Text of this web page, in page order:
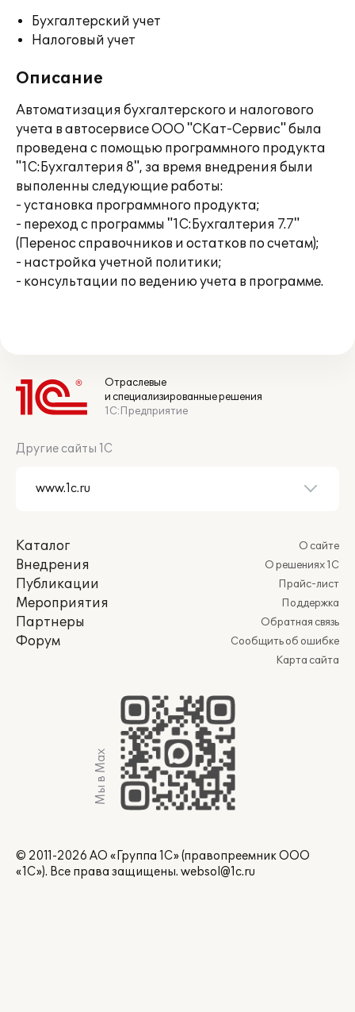
Бухгалтерский учет
Налоговый учет
Описание
Автоматизация бухгалтерского и налогового
учета в автосервисе ООО "СКат-Сервис" была
проведена с помощью программного продукта
"1С:Бухгалтерия 8", за время внедрения были
выполенны следующие работы:
- установка программного продукта;
- переход с программы "1С:Бухгалтерия 7.7"
(Перенос справочников и остатков по счетам);
- настройка учетной политики;
- консультации по ведению учета в программе.
Отраслевые
и специализированные решения
1С:Предприятие
Другие сайты 1С
Каталог
Внедрения
Публикации
Мероприятия
Партнеры
Форум
О сайте
О решениях 1С
Прайс-лист
Поддержка
Обратная связь
Сообщить об ошибке
Карта сайта
Мы в Max
© 2011-2026 АО «Группа 1С» (правопреемник ООО
«1С»). Все права защищены. websol@1c.ru